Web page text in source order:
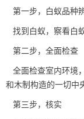
第一步，白蚁品种
找到白蚁，察看白
第二步，全面检查
全面检查室内环境
和木制构造的一切中
第三步，核实